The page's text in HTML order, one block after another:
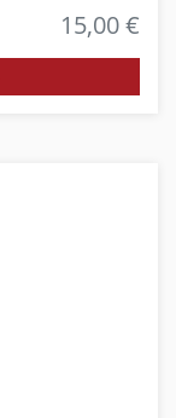
15,00 €